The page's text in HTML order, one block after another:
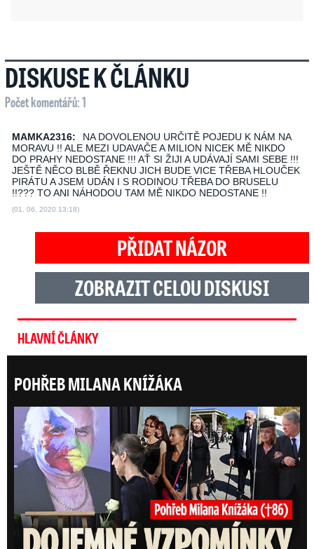
DISKUSE K ČLÁNKU
Počet komentářů: 1
MAMKA2316:
NA DOVOLENOU URČITĚ POJEDU K NÁM NA
MORAVU !! ALE MEZI UDAVAČE A MILION NICEK MĚ NIKDO
DO PRAHY NEDOSTANE !!! AŤ SI ŽIJI A UDÁVAJÍ SAMI SEBE !!!
JEŠTĚ NĚCO BLBĚ ŘEKNU JICH BUDE VICE TŘEBA HLOUČEK
PIRÁTU A JSEM UDÁN I S RODINOU TŘEBA DO BRUSELU
!!??? TO ANI NÁHODOU TAM MĚ NIKDO NEDOSTANE !!
(01. 06. 2020 13:18)
PŘIDAT NÁZOR
ZOBRAZIT CELOU DISKUSI
HLAVNÍ ČLÁNKY
POHŘEB MILANA KNÍŽÁKA